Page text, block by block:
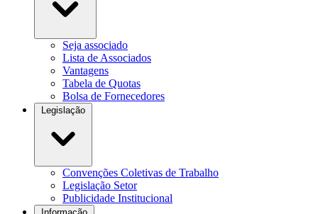
Seja associado
Lista de Associados
Vantagens
Tabela de Quotas
Bolsa de Fornecedores
Legislação
Convenções Coletivas de Trabalho
Legislação Setor
Publicidade Institucional